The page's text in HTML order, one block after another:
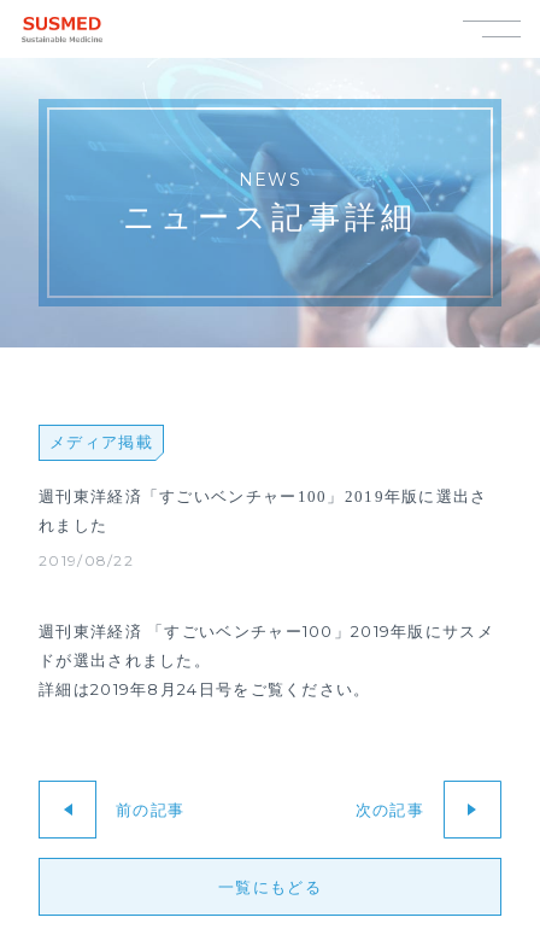
NEWS
ニュース記事詳細
メディア掲載
週刊東洋経済「すごいベンチャー100」2019年版に選出さ
れました
2019/08/22
週刊東洋経済 「すごいベンチャー100」2019年版にサスメ
ドが選出されました。
詳細は2019年8月24日号をご覧ください。
前の記事
一覧にもどる
次の記事